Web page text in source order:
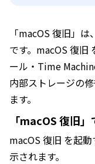
「macOS 復旧」
です。macOS 復旧
ール・Time
内部ストレージの
ます。
「macOS 復旧
macOS 復旧 を起
示されます。